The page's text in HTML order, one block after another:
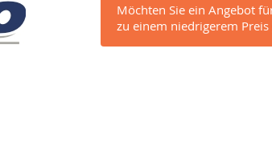
Möchten Sie ein Angebot
zu einem niedrigerem Preis